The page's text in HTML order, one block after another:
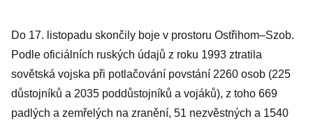
Do 17. listopadu skončily boje v prostoru Ostřihom–Szob.
Podle oficiálních ruských údajů z roku 1993 ztratila
sovětská vojska při potlačování povstání 2260 osob (225
důstojníků a 2035 poddůstojníků a vojáků), z toho 669
padlých a zemřelých na zranění, 51 nezvěstných a 1540